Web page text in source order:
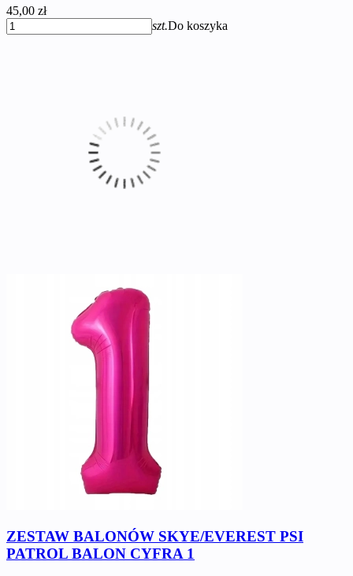
45,00 zł
szt.Do koszyka
ZESTAW BALONÓW SKYE/EVEREST PSI
PATROL BALON CYFRA 1